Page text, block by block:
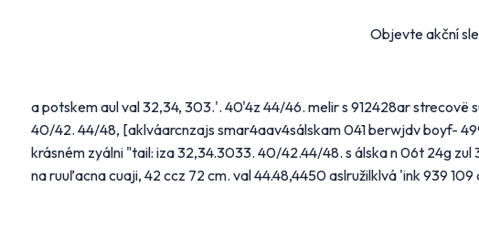
Objevte akční
a potskem aul val 32,34, 303.'. 40'4z 44/46. melir s 912428ar strecovë
40/42. 44/48, [aklváarcnzajs smar4aav4sálskam 041 berwjdv boyf-
krásném zyálni "tail: iza 32,34.3033. 40/42.44/48. s álska n 06t 24g
na ruuľacna cuaji, 42 ccz 72 cm. val 44.48,4450 aslružilklvá 'ink 939
Albert
FLOP